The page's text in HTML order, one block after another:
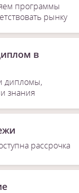
программы
рынку
в
дипломы,
знания
рассрочка